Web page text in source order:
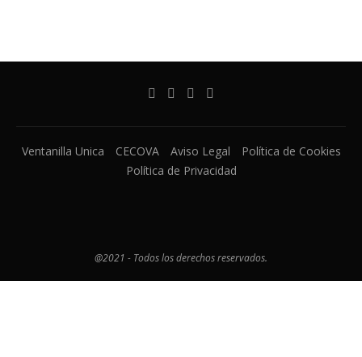
Ventanilla Unica CECOVA Aviso Legal
Política de Cookies
Política de Privacidad
@2021 - Todos los derechos reservados.